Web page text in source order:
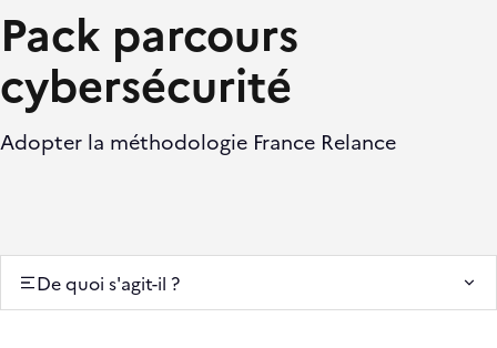
Pack parcours
cybersécurité
Adopter la méthodologie France Relance
De quoi s'agit-il ?